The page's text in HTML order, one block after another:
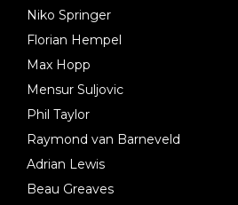
Niko Springer
Florian Hempel
Max Hopp
Mensur Suljovic
Phil Taylor
Raymond van Barneveld
Adrian Lewis
Beau Greaves